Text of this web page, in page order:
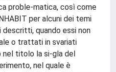
proble-matica, così come
per alcuni dei temi
quando essi non
o trattati in svariati
nel titolo la si-gla del
nel quale è